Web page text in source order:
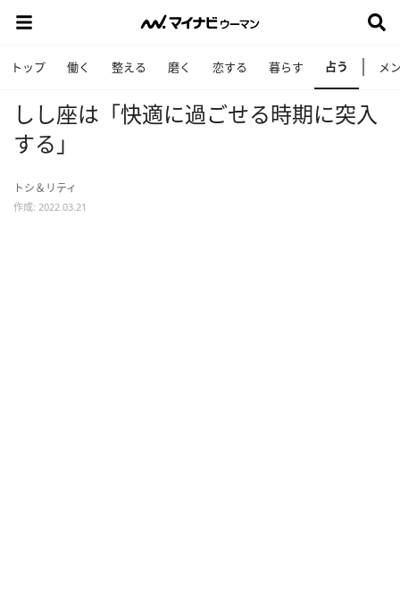
トップ 働く 整える 磨く 恋する 暮らす 占う メ
しし座は「快適に過ごせる時期に突入
する」
トシ＆リティ
作成: 2022.03.21